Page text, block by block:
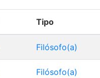
Tipo
Filósofo(a)
Filósofo(a)